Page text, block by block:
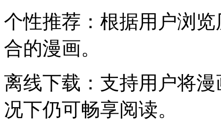
个性推荐：根据用户浏
合的漫画。
离线下载：支持用户将
况下仍可畅享阅读。